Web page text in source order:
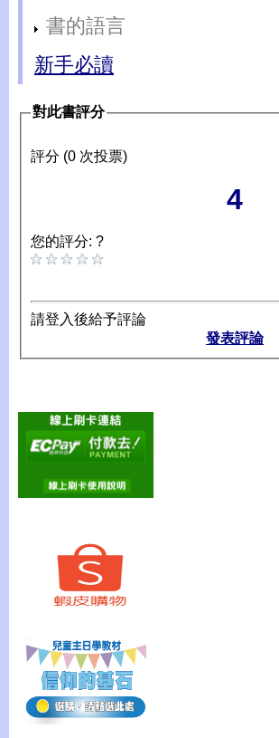
書的語言
新手必讀
對此書評分
評分 (0 次投票)
4
您的評分: ?
請登入後給予評論
發表評論